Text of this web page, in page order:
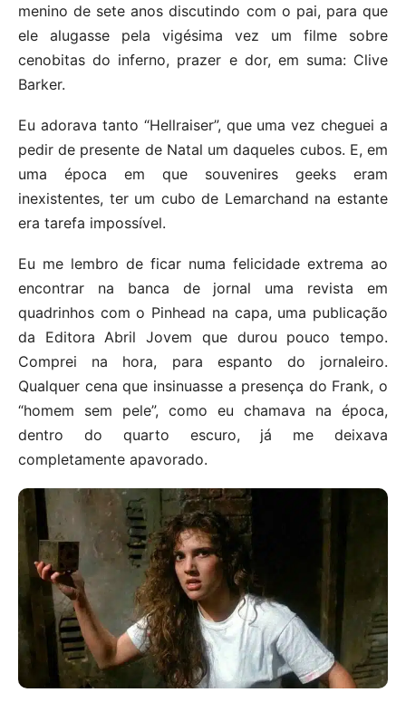
menino de sete anos discutindo com o pai, para que
ele alugasse pela vigésima vez um filme sobre
cenobitas do inferno, prazer e dor, em suma: Clive
Barker.
Eu adorava tanto “Hellraiser”, que uma vez cheguei a
pedir de presente de Natal um daqueles cubos. E, em
uma época em que souvenires geeks eram
inexistentes, ter um cubo de Lemarchand na estante
era tarefa impossível.
Eu me lembro de ficar numa felicidade extrema ao
encontrar na banca de jornal uma revista em
quadrinhos com o Pinhead na capa, uma publicação
da Editora Abril Jovem que durou pouco tempo.
Comprei na hora, para espanto do jornaleiro.
Qualquer cena que insinuasse a presença do Frank, o
“homem sem pele”, como eu chamava na época,
dentro do quarto escuro, já me deixava
completamente apavorado.